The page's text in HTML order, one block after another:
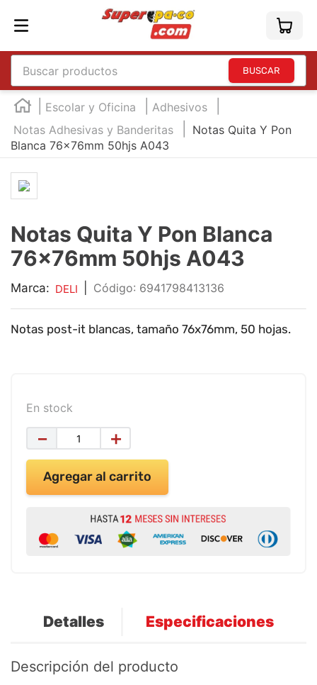
Buscar productos
Escolar y Oficina
Adhesivos
Notas Adhesivas y Banderitas
Notas Quita Y Pon
Blanca 76x76mm 50hjs A043
Notas Quita Y Pon Blanca
76x76mm 50hjs A043
Marca: DELI : 6941798413136
Notas post-it blancas, tamaño 76x76mm, 50 hojas.
En stock
＋
－
Agregar al carrito
Detalles Especificaciones
Descripción del producto
TÉRMINOS MÁS BUSCADOS
england
2.
marcador e300
3.
4.
.
marcadores
8.
teclado
impresora